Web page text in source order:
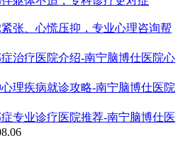
张、心慌压抑，专业心理咨询帮
治疗医院介绍-南宁脑博仕医院心
理疾病就诊攻略-南宁脑博仕医院
专业诊疗医院推荐-南宁脑博仕医